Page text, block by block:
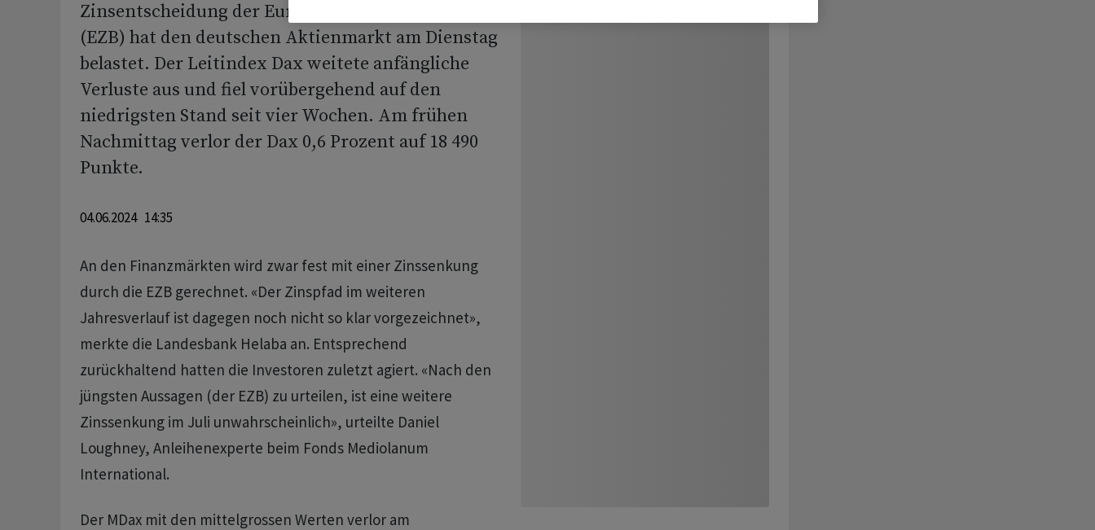
Zinsentscheidung der Europäischen Zentralbank
(EZB) hat den deutschen Aktienmarkt am Dienstag
belastet. Der Leitindex Dax weitete anfängliche
Verluste aus und fiel vorübergehend auf den
niedrigsten Stand seit vier Wochen. Am frühen
Nachmittag verlor der Dax 0,6 Prozent auf 18 490
Punkte.
04.06.2024 14:35
An den Finanzmärkten wird zwar fest mit einer Zinssenkung
durch die EZB gerechnet. «Der Zinspfad im weiteren
Jahresverlauf ist dagegen noch nicht so klar vorgezeichnet»,
merkte die Landesbank Helaba an. Entsprechend
zurückhaltend hatten die Investoren zuletzt agiert. «Nach den
jüngsten Aussagen (der EZB) zu urteilen, ist eine weitere
Zinssenkung im Juli unwahrscheinlich», urteilte Daniel
Loughney, Anleihenexperte beim Fonds Mediolanum
International.
Der MDax mit den mittelgrossen Werten verlor am